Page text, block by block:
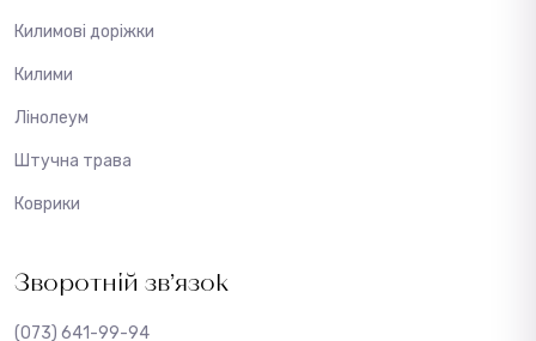
Килимові доріжки
Килими
Лінолеум
Штучна трава
Коврики
Зворотній зв’язок
(073) 641-99-94